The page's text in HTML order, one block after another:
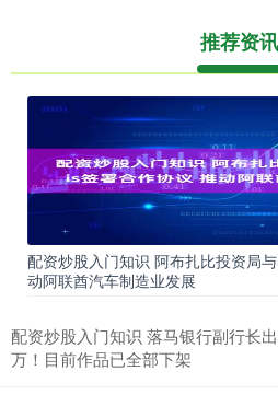
推荐资讯
配资炒股入门知识 阿布扎比投资局
动阿联酋汽车制造业发展
配资炒股入门知识 落马银行副行长
万！目前作品已全部下架